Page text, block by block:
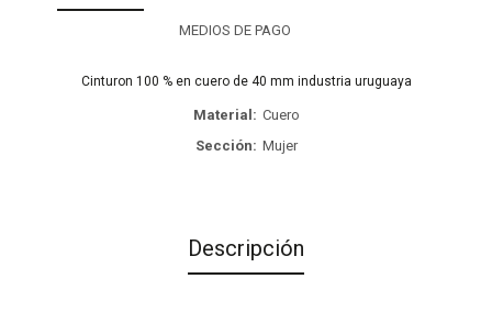
MEDIOS DE PAGO
Cinturon 100 % en cuero de 40 mm industria uruguaya
Material
Cuero
Sección
Mujer
Descripción